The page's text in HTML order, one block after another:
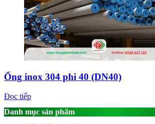
Ống inox 304 phi 40 (DN40)
Đọc tiếp
Danh mục sản phẩm